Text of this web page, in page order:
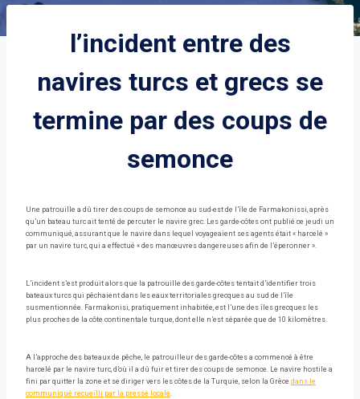
l’incident entre des
navires turcs et grecs se
termine par des coups de
semonce
Une patrouille a dû tirer des coups de semonce au sud-est de l’île de Farmakonissi, après
qu’un bateau turc ait tenté de percuter le navire grec. Les garde-côtes ont publié ce jeudi un
communiqué, assurant que le navire dans lequel voyageaient ses agents était « harcelé »
par un navire turc, qui a effectué « des manœuvres dangereuses afin de l’éperonner ».
L’incident s’est produit alors que la patrouille des garde-côtes tentait d’identifier trois
bateaux turcs qui pêchaient dans les eaux territoriales grecques au sud de l’île
susmentionnée. Farmakonisi, pratiquement inhabitée, est l’une des îles grecques les
plus proches de la côte continentale turque, dont elle n’est séparée que de 10 kilomètres.
A l’approche des bateaux de pêche, le patrouilleur des garde-côtes a commencé à être
harcelé par le navire turc, d’où il a dû fuir et tirer des coups de semonce. Le navire hostile a
fini par quitter la zone et se diriger vers les côtes de la Turquie, selon la Grèce dans le
communiqué recueilli par la presse locale.